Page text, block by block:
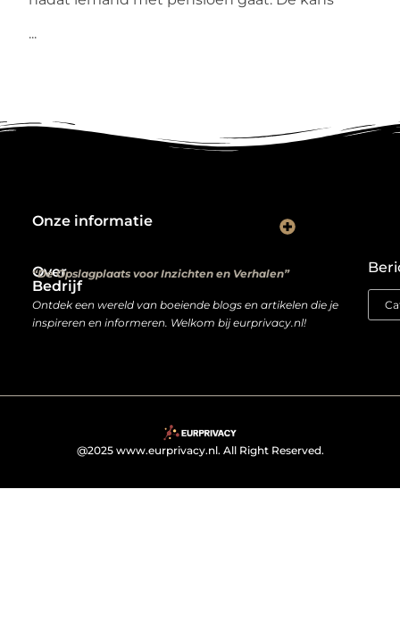
...
Over
Bedrijf
“De Opslagplaats voor Inzichten en Verhalen”
Ontdek een wereld van boeiende blogs en artikelen die je
inspireren en informeren. Welkom bij eurprivacy.nl!
Onze informatie
@2025 www.eurprivacy.nl. All Right Reserved.